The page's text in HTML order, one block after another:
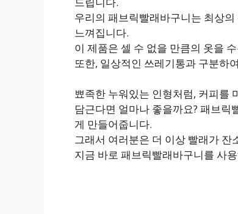
우리의 패브릭빨래바구니는 최상
느껴집니다.
이 제품은 셀 수 없을 만큼의 옷을
또한, 일상적인 쓰레기통과 구분하
뾰족한 누워있는 인형처럼, 커피를
담근다면 얼마나 좋을까요? 패브
게 만들어줍니다.
그래서 여러분은 더 이상 빨래가
지금 바로 패브릭빨래바구니를 사